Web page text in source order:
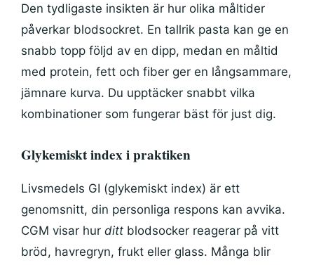
Den tydligaste insikten är hur olika måltider
påverkar blodsockret. En tallrik pasta kan ge en
snabb topp följd av en dipp, medan en måltid
med protein, fett och fiber ger en långsammare,
jämnare kurva. Du upptäcker snabbt vilka
kombinationer som fungerar bäst för just dig.
Glykemiskt index i praktiken
Livsmedels GI (glykemiskt index) är ett
genomsnitt, din personliga respons kan avvika.
CGM visar hur ditt blodsocker reagerar på vitt
bröd, havregryn, frukt eller glass. Många blir